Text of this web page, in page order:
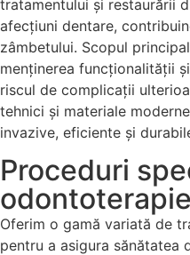
tratamentului și restaurării
afecțiuni dentare,
zâmbetului. Scopul
menținerea funcționalității
riscul de complicații
tehnici și materiale
invazive, eficiente și
Proceduri
odontoterapie
Oferim o gamă variată de
pentru a asigura sănătatea